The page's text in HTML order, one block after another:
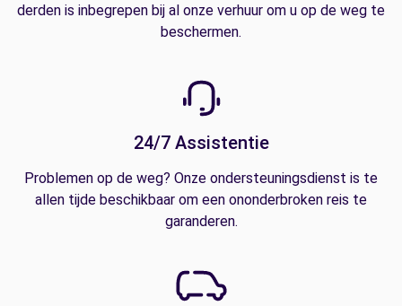
derden is inbegrepen bij al onze verhuur om u op de weg te
beschermen.
24/7 Assistentie
Problemen op de weg? Onze ondersteuningsdienst is te
allen tijde beschikbaar om een ononderbroken reis te
garanderen.